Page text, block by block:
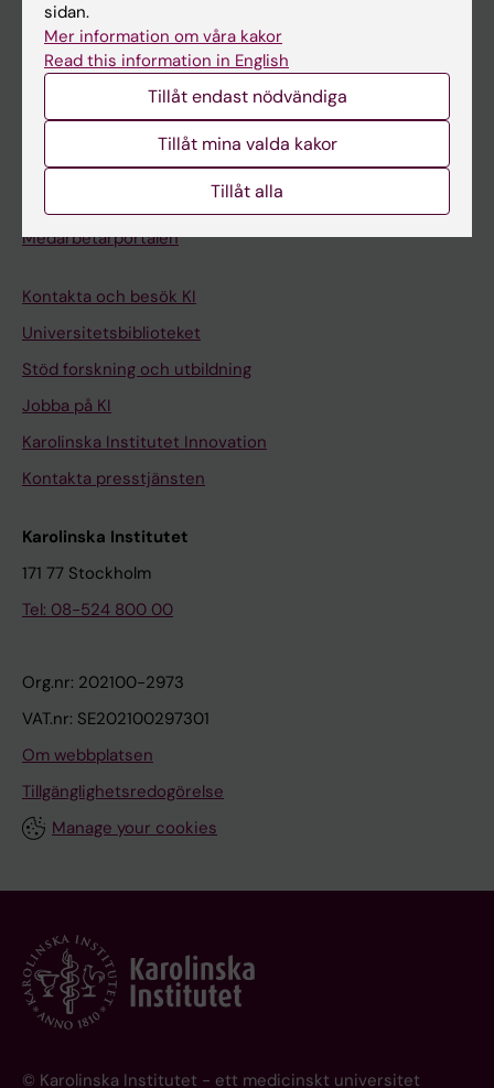
Schema
Studentmejlen
Kurs- och programwebbar
Student på KI
Medarbetarportalen
Kontakta och besök KI
Universitetsbiblioteket
Stöd forskning och utbildning
Jobba på KI
Karolinska Institutet Innovation
Kontakta presstjänsten
Karolinska Institutet
171 77 Stockholm
Tel: 08-524 800 00
Org.nr: 202100-2973
VAT.nr: SE202100297301
Om webbplatsen
Tillgänglighetsredogörelse
Manage your cookies
© Karolinska Institutet - ett medicinskt universitet
sidan.
Mer information om våra kakor
Read this information in English
Tillåt endast nödvändiga
Tillåt mina valda kakor
Tillåt alla